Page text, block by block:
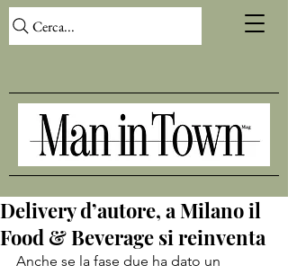
Cerca...
Delivery d’autore, a Milano il
Food & Beverage si reinventa
Anche se la fase due ha dato un